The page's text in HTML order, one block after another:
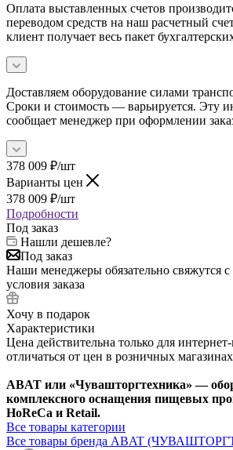
Оплата выставленных счетов
переводом средств на наш расчетный
клиент получает весь пакет
Доставляем оборудование силами
Сроки и стоимость — варьируется. Эту
сообщает менеджер при оформлении
378 009 ₽/шт
Варианты цен
378 009 ₽/шт
Подробности
Под заказ
Нашли дешевле?
Под заказ
Наши менеджеры обязательно свяжутся
условия заказа
Хочу в подарок
Характеристики
Цена действительна только для
отличаться от цен в розничных магазинах
ABAT или «Чувашторгтехника» —
комплексного оснащения пищевых
HoReCa и Retail.
Все товары категории
Все товары бренда ABAT